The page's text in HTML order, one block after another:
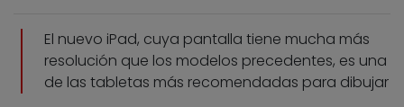
El nuevo iPad, cuya pantalla tiene mucha más
resolución que los modelos precedentes, es una
de las tabletas más recomendadas para dibujar